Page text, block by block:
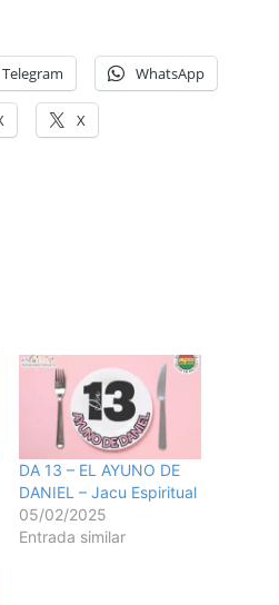
Telegram WhatsApp
X
DA 13 – EL AYUNO DE
DANIEL – Jacu Espiritual
05/02/2025
Entrada similar